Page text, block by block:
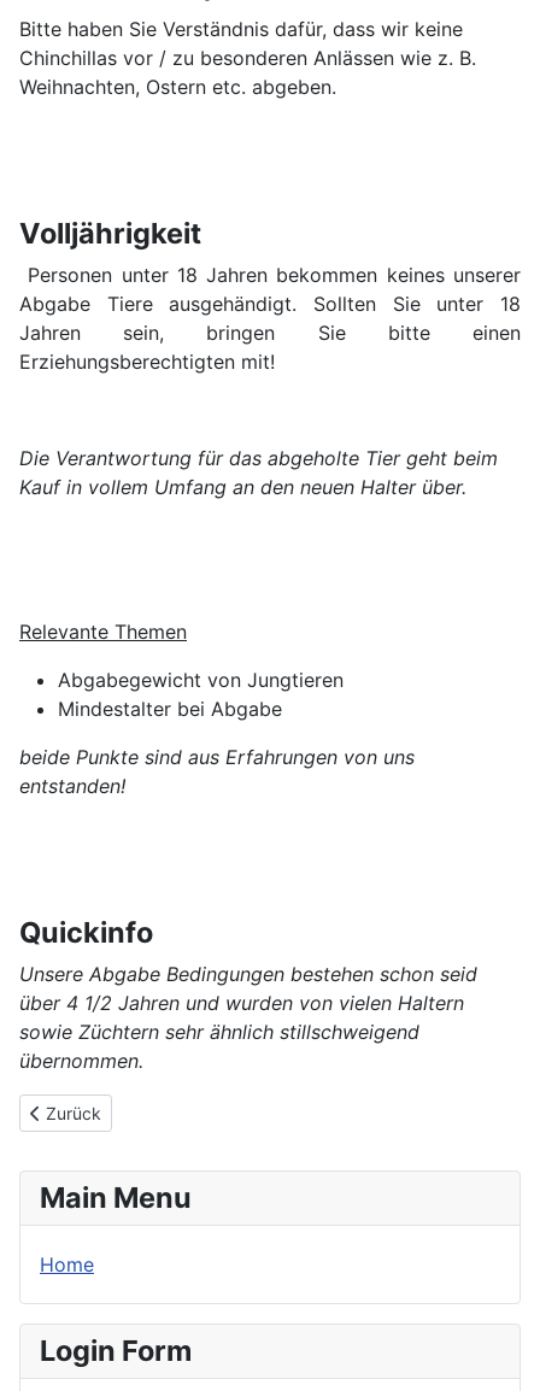
Bitte haben Sie Verständnis dafür, dass wir keine
Chinchillas vor / zu besonderen Anlässen wie z. B.
Weihnachten, Ostern etc. abgeben.
Volljährigkeit
Personen unter 18 Jahren bekommen keines unserer
Abgabe Tiere ausgehändigt. Sollten Sie unter 18
Jahren sein, bringen Sie bitte einen
Erziehungsberechtigten mit!
Die Verantwortung für das abgeholte Tier geht beim
Kauf in vollem Umfang an den neuen Halter über.
Relevante Themen
Abgabegewicht von Jungtieren
Mindestalter bei Abgabe
beide Punkte sind aus Erfahrungen von uns
entstanden!
Quickinfo
Unsere Abgabe Bedingungen bestehen schon seid
über 4 1/2 Jahren und wurden von vielen Haltern
sowie Züchtern sehr ähnlich stillschweigend
übernommen.
Vorheriger Beitrag: Vermittlungs-Info
Zurück
Main Menu
Home
Login Form